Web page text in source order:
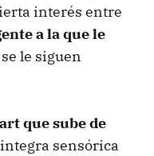
interés entre
a la que le
le siguen
que sube de
sensórica